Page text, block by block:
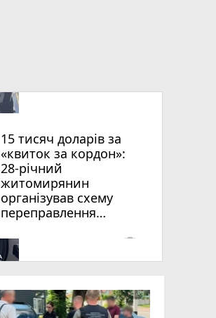
15 тисяч доларів за
«квиток за кордон»:
28-річний
житомирянин
організував схему
переправлення
віку за межі країни
photo_camera